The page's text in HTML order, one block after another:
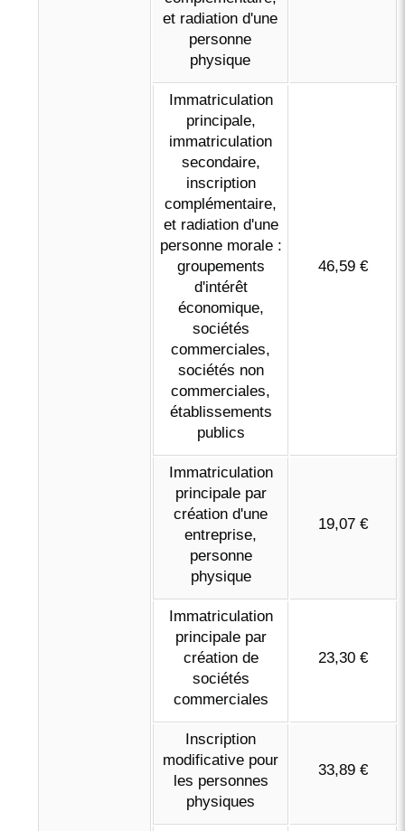
et radiation d'une
personne
physique
Immatriculation
principale,
immatriculation
secondaire,
inscription
complémentaire,
et radiation d'une
personne morale :
groupements
d'intérêt
économique,
sociétés
commerciales,
sociétés non
commerciales,
établissements
publics
46,59 €
Immatriculation
principale par
création d'une
entreprise,
personne
physique
19,07 €
Immatriculation
principale par
création de
sociétés
commerciales
23,30 €
Inscription
modificative pour
les personnes
physiques
33,89 €